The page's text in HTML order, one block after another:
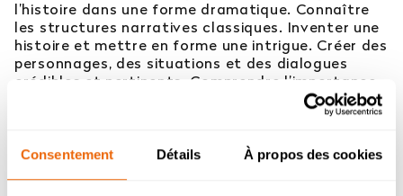
Consentement Détails À propos des cookies
l’histoire dans une forme dramatique. Connaître
les structures narratives classiques. Inventer une
histoire et mettre en forme une intrigue. Créer des
personnages, des situations et des dialogues
crédibles et pertinents. Comprendre l’importance
et l’utilité de la recherche et de l’observation pour
la création de scénarios. Évaluer et analyser un
attrayante et efficace. Acquérir des méthodes de
Orientation : vous ne trouvez
pas votre réponse ?
Contactez notre service orientation